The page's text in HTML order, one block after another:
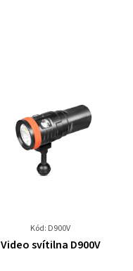
Kód: D900V
Průměrné
Video svítilna D900V